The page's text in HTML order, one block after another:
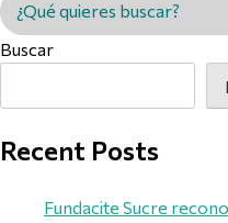
Buscar en MINCYT
Buscar
Recent Posts
Fundacite Sucre